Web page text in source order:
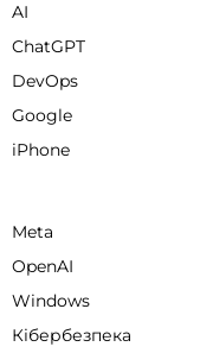
AI
ChatGPT
DevOps
Google
iPhone
Meta
OpenAI
Windows
Кібербезпека